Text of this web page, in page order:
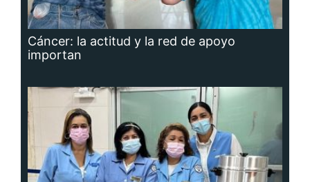
Cáncer: la actitud y la red de apoyo
importan